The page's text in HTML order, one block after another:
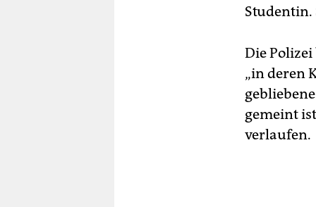
Studentin.
Die
„in deren
gemeint
verlaufen.